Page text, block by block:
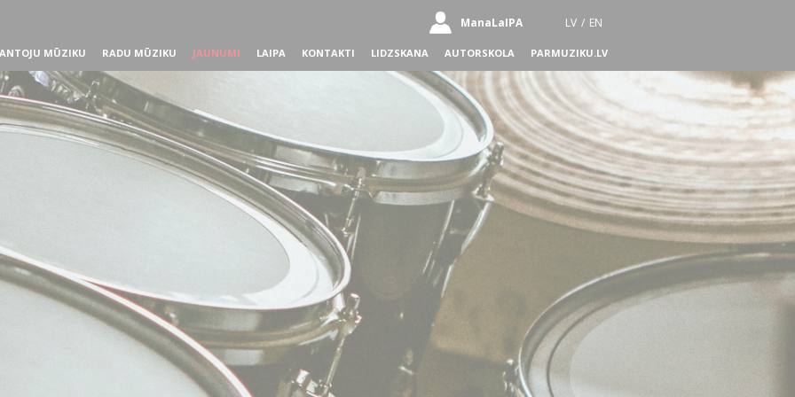
ManaLaIPA LV / EN
MŪZIKU RADU MŪZIKU JAUNUMI LAIPA KONTAKTI LIDZSKANA AUTORSKOLA PARMUZIKU.LV